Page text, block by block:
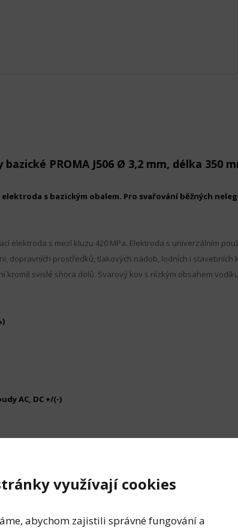
PROMA J506 Ø 3,2 mm, délka 350
s bazickým obalem. Pro svařování běžných
elektroda s mezí kluzu 420 MPa. Elektroda s univerzálním
dopravních prostředků, tlakových nádob, lodních i stavebních
kromě svislé shora dolů. Svarový kov s nízkým obsahem
AC, DC +/(-)
využívají cookies
abychom zajistili správné fungování a